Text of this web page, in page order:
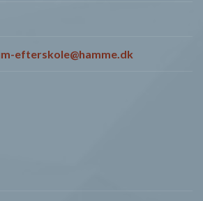
efterskole@hamme.dk